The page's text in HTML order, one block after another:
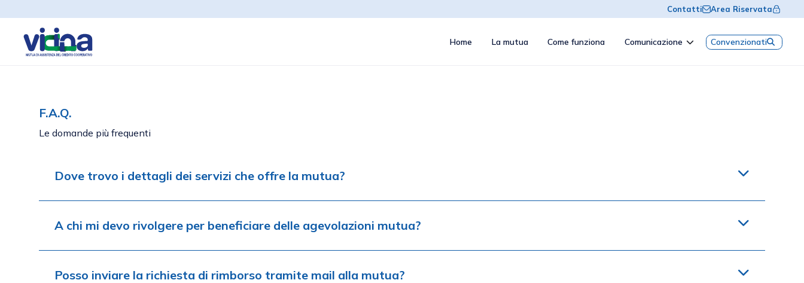
Contatti Area Riservata
Home La mutua Come funziona Comunicazione Convenzionati
F.A.Q.
Le domande più frequenti
Dove trovo i dettagli dei servizi che offre la mutua?
A chi mi devo rivolgere per beneficiare delle agevolazioni mutua?
Posso inviare la richiesta di rimborso tramite mail alla mutua?